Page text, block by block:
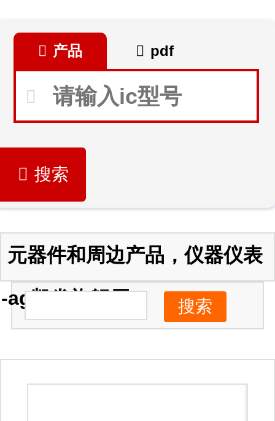
产品 pdf
搜索
元器件和周边产品，仪器仪表
-ag凯发旗舰厅